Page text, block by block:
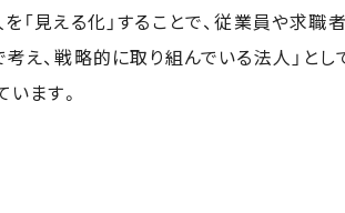
見える化」することで、従業員や求職
え、戦略的に取り組んでいる法人」と
ます。